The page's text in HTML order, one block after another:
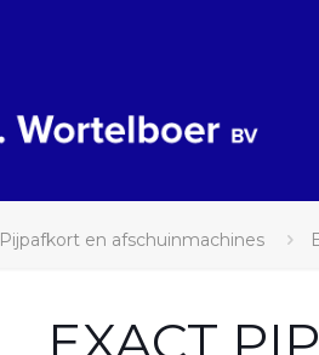
Pijpafkort en afschuinmachines
EXACT